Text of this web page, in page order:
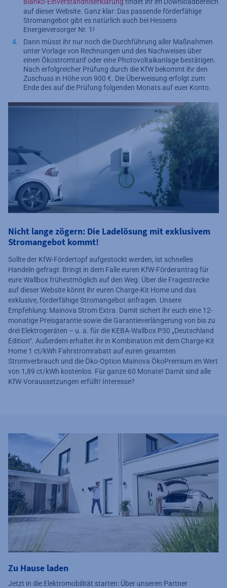
Blanko-Einverständniserklärung findet ihr im Downloadbereich
auf dieser Website. Ganz klar: Das passende förderfähige
Stromangebot gibt es natürlich auch bei Hessens
Energieversorger Nr. 1!
Dann müsst ihr nur noch die Durchführung aller Maßnahmen
unter Vorlage von Rechnungen und des Nachweises über
einen Ökostromtarif oder eine Photovoltaikanlage bestätigen.
Nach erfolgreicher Prüfung durch die KfW bekommt ihr den
Zuschuss in Höhe von 900 €. Die Überweisung erfolgt zum
Ende des auf die Prüfung folgenden Monats auf euer Konto.
Nicht lange zögern: Die Ladelösung mit exklusivem
Stromangebot kommt!
Sollte der KfW-Fördertopf aufgestockt werden, ist schnelles
Handeln gefragt: Bringt in dem Falle euren KfW-Förderantrag für
eure Wallbox frühestmöglich auf den Weg. Über die Fragestrecke
auf dieser Website könnt ihr euren Charge-Kit Home und das
exklusive, förderfähige Stromangebot anfragen. Unsere
Empfehlung: Mainova Strom Extra. Damit sichert ihr euch eine 12-
monatige Preisgarantie sowie die Garantieverlängerung von bis zu
drei Elektrogeräten – u. a. für die KEBA-Wallbox P30 „Deutschland
Edition“. Außerdem erhaltet ihr in Kombination mit dem Charge-Kit
Home 1 ct/kWh Fahrstromrabatt auf euren gesamten
Stromverbrauch und die Öko-Option Mainova ÖkoPremium im Wert
von 1,89 ct/kWh kostenlos. Für ganze 60 Monate! Damit sind alle
KfW-Voraussetzungen erfüllt! Interesse?
Zu Hause laden
Jetzt in die Elektromobilität starten: Über unseren Partner